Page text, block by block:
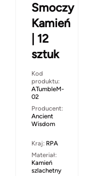
Smoczy
Kamień
| 12
sztuk
Kod
produktu:
ATumbleM-
02
Producent:
Ancient
Wisdom
Kraj: RPA
Materiał:
Kamień
szlachetny